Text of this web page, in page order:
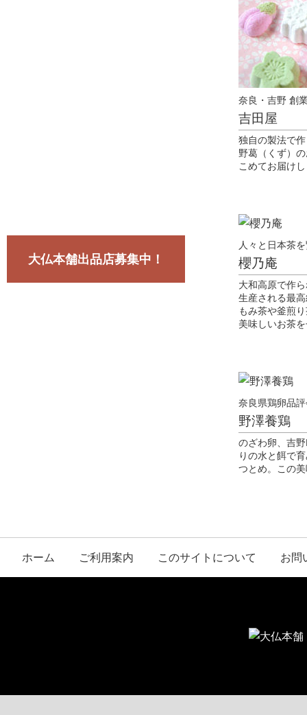
大仏本舗出品店募集中！
奈良・吉野 創
吉田屋
独自の製法で
野葛（くず）
こめてお届け
人々と日本茶
櫻乃庵
大和高原で作
生産される最
もみ茶や釜煎
美味しいお茶
奈良県鶏卵品
野澤養鶏
のざわ卵、吉
りの水と餌で
つとめ。この
ホーム ご利用案内 このサイトについて お問